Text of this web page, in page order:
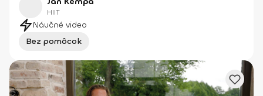
HIIT
Náučné video
Bez pomôcok